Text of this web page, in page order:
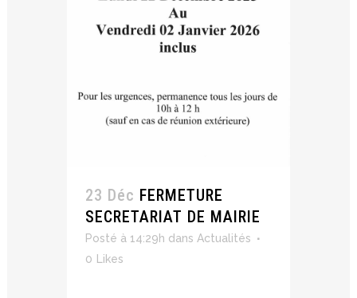
23 Déc FERMETURE
SECRETARIAT DE MAIRIE
Posté à 14:29h dans Actualités
0 Likes